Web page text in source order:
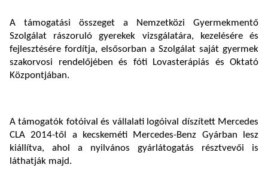
A támogatási összeget a Nemzetközi Gyermekmentő
Szolgálat rászoruló gyerekek vizsgálatára, kezelésére és
fejlesztésére fordítja, elsősorban a Szolgálat saját gyermek
szakorvosi rendelőjében és fóti Lovasterápiás és Oktató
Központjában.
A támogatók fotóival és vállalati logóival díszített Mercedes
CLA 2014-től a kecskeméti Mercedes-Benz Gyárban lesz
kiállítva, ahol a nyilvános gyárlátogatás résztvevői is
láthatják majd.